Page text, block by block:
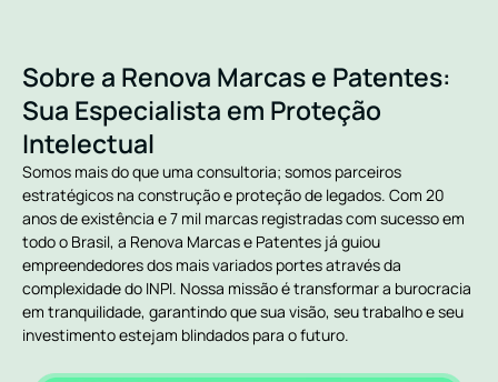
Sobre a Renova Marcas e Patentes:
Sua Especialista em Proteção
Intelectual
Somos mais do que uma consultoria; somos parceiros
estratégicos na construção e proteção de legados. Com 20
anos de existência e 7 mil marcas registradas com sucesso em
todo o Brasil, a Renova Marcas e Patentes já guiou
empreendedores dos mais variados portes através da
complexidade do INPI. Nossa missão é transformar a burocracia
em tranquilidade, garantindo que sua visão, seu trabalho e seu
investimento estejam blindados para o futuro.